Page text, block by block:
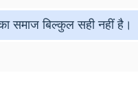
समाज बिल्कुल सही नहीं है।